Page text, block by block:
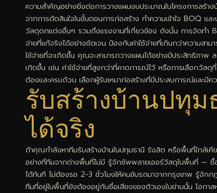
ความสำคัญอย่างยิ่งต่อการวางแผนงบประมาณในโครงการสร้
จากการตัดสินใจในขั้นตอนการก่อสร้าง ทำความเข้าใจ BOQ
วัสดุตกแต่งอื่นๆ รวมถึงแรงงานที่เกี่ยวข้อง ดังนั้น การจัดทำ
จ่ายที่แท้จริงได้อย่างชัดเจน ป้องกันค่าใช้จ่ายที่เกินกว่าความสาม
ใช้จ่ายที่จะเกิดขึ้น คุณจะสามารถวางแผนได้อย่างมีประสิทธิภาพ
เกิดขึ้น เช่น ค่าใช้จ่ายที่สูงกว่าที่คาดการณ์ไว้ หรือการเลือกวั
ต้องและครบถ้วน เลือกผู้รับเหมาก่อสร้างที่มีประสบการณ์และมีค
รับสร้างบ้านปทุม
ได้จริง
ถ้าคุณกำลังหาทีมรับสร้างบ้านในปทุมธานี รังสิต หรือพื้นที่ใกล้เคี
อย่างที่ทีมจากต่างพื้นที่ไม่มี รู้จักซัพพลายเออร์วัสดุในพื้นที่ — ซื้
ได้ทันที ไม่ต้องรอ 2-3 ชั่วโมงให้คนขับรถมาจากกรุงเทพ รู้จัก
ทีมที่อยู่ในพื้นที่ยังต้องอยู่กับชื่อเสียงของตัวเองในย่านนั้น โอก